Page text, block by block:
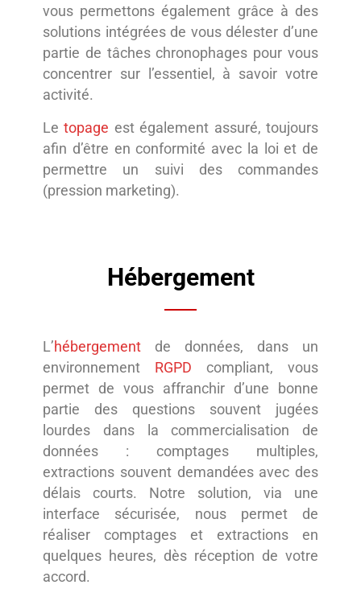
vous permettons également grâce à des
solutions intégrées de vous délester d’une
partie de tâches chronophages pour vous
concentrer sur l’essentiel, à savoir votre
activité.
Letopage est également assuré, toujours
afin d’être en conformité avec la loi et de
permettre un suivi des commandes
(pression marketing).
Hébergement
L’hébergement de données, dans un
environnement
RGPD compliant, vous
permet de vous affranchir d’une bonne
partie des questions souvent jugées
lourdes dans la commercialisation de
données : comptages multiples,
extractions souvent demandées avec des
délais courts. Notre solution, via une
interface sécurisée, nous permet de
réaliser comptages et extractions en
quelques heures, dès réception de votre
accord.